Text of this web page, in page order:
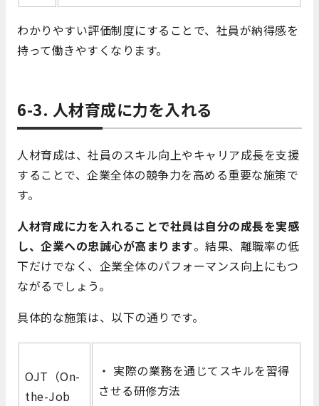
わかりやすい評価制度にすることで、社員が納得感を
持って働きやすくなります。
6-3. 人材育成に力を入れる
人材育成は、社員のスキル向上やキャリア成長を支援
することで、企業全体の競争力を高める重要な施策で
す。
人材育成に力を入れることで社員は自分の成長を実感
し、企業への忠誠心が高まります。結果、離職率の低
下だけでなく、企業全体のパフォーマンス向上にもつ
ながるでしょう。
具体的な施策は、以下の通りです。
OJT（On-
the-Job
・ 実際の業務を通じてスキルを習得
させる研修方法